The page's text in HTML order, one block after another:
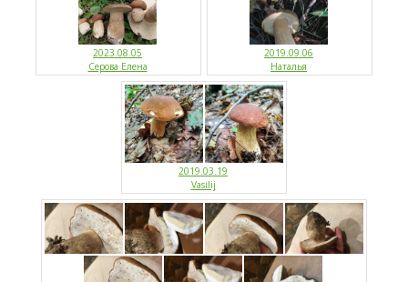
2023.08.05
Серова Елена
2019.09.06
Наталья
2019.03.19
Vasilij